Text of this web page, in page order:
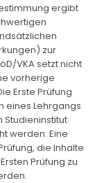
ergibt
zur
VKA setzt nicht
vorherige
Erste Prüfung
eines Lehrgangs
werden. Eine
die Inhalte
Prüfung zu